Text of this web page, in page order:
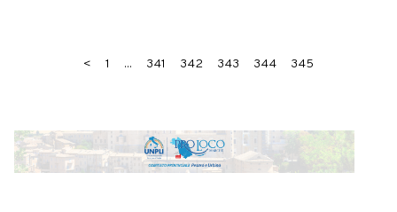
< 1 ... 341 342 343 344 345